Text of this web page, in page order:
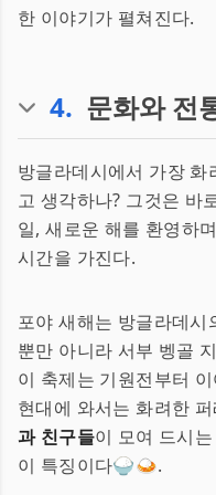
한 이야기가 펼쳐진다.
4. 문화와 전
방글라데시에서 가장
고 생각하나? 그것은
일, 새로운 해를 환영하
시간을 가진다.
포야 새해는 방글라데시
뿐만 아니라 서부 벵골
이 축제는 기원전부터
현대에 와서는 화려한
과 친구들이 모여 드시
이 특징이다🍚🍛.